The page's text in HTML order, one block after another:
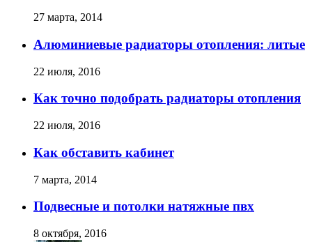
27 марта, 2014
Алюминиевые радиаторы отопления: литые
22 июля, 2016
Как точно подобрать радиаторы отопления
22 июля, 2016
Как обставить кабинет
7 марта, 2014
Подвесные и потолки натяжные пвх
8 октября, 2016